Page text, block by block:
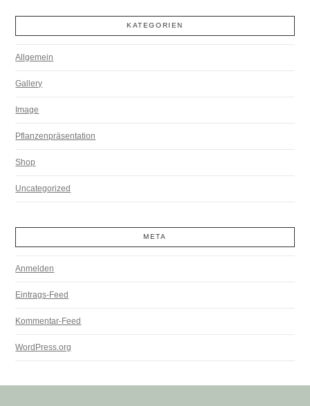
KATEGORIEN
Allgemein
Gallery
Image
Pflanzenpräsentation
Shop
Uncategorized
META
Anmelden
Eintrags-Feed
Kommentar-Feed
WordPress.org